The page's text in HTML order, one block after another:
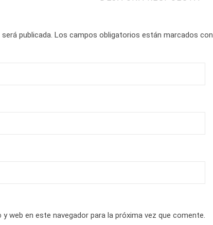
publicada. Los campos obligatorios están marcados con
web en este navegador para la próxima vez que comente.